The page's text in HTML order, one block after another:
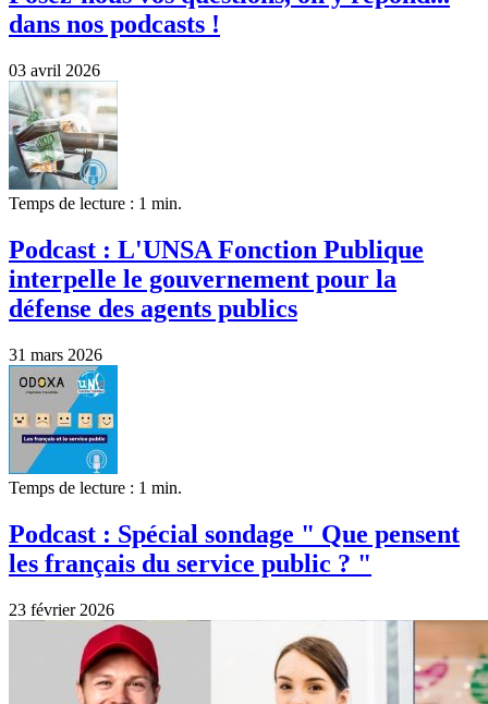
dans nos podcasts !
03 avril 2026
Temps de lecture : 1 min.
Podcast : L'UNSA Fonction Publique
interpelle le gouvernement pour la
défense des agents publics
31 mars 2026
Temps de lecture : 1 min.
Podcast : Spécial sondage " Que pensent
les français du service public ? "
23 février 2026